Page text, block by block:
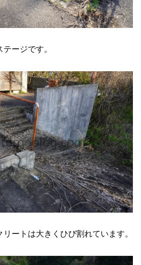
ージです。
ートは大きくひび割れています。